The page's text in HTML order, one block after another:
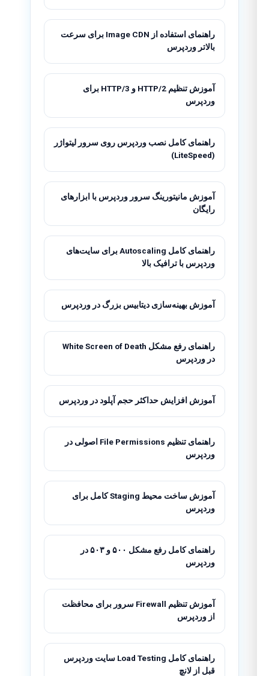
راهنمای استفاده از Image CDN برای سرعت
بالاتر وردپرس
آموزش تنظیم HTTP/2 و HTTP/3 برای
وردپرس
راهنمای کامل نصب وردپرس روی سرور لیتواژر
آموزش مانیتورینگ سرور وردپرس با ابزارهای
رایگان
راهنمای کامل Autoscaling برای سایت‌های
وردپرس با ترافیک بالا
آموزش بهینه‌سازی دیتابیس بزرگ در وردپرس
راهنمای رفع مشکل White Screen of Death
در وردپرس
آموزش افزایش حداکثر حجم آپلود در وردپرس
راهنمای تنظیم File Permissions اصولی در
وردپرس
آموزش ساخت محیط Staging کامل برای
وردپرس
راهنمای کامل رفع مشکل ۵۰۰ و ۵۰۳ در
وردپرس
آموزش تنظیم Firewall سرور برای محافظت
از وردپرس
راهنمای کامل Load Testing سایت وردپرس
قبل از لانچ